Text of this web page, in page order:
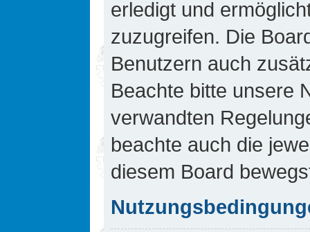
erledigt und
zuzugreifen. Die
Benutzern auch
Beachte bitte unsere
verwandten
beachte auch die
diesem Board